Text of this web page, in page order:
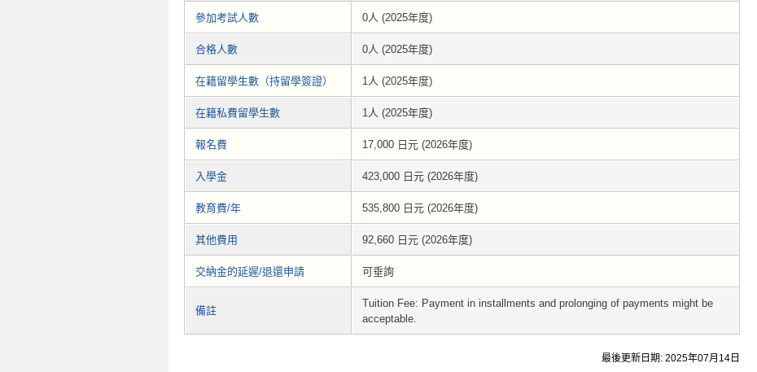
參加考試人數 0人 (2025年度)
合格人數 0人 (2025年度)
在籍留學生數（持留學簽證） 1人 (2025年度)
在籍私費留學生數 1人 (2025年度)
報名費 17,000 日元 (2026年度)
入學金 423,000 日元 (2026年度)
教育費/年 535,800 日元 (2026年度)
其他費用 92,660 日元 (2026年度)
交納金的延遲/退還申請 可垂詢
備註
Tuition Fee: Payment in installments and prolonging of payments might be
acceptable.
最後更新日期: 2025年07月14日